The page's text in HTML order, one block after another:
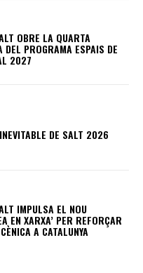
OBRE LA QUARTA
DEL PROGRAMA ESPAIS DE
2027
DE SALT 2026
IMPULSA EL NOU
EN XARXA’ PER REFORÇAR
A CATALUNYA